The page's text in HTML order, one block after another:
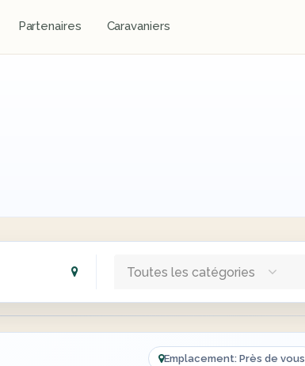
Partenaires Caravaniers
Toutes les catégories
Emplacement: Près de vous